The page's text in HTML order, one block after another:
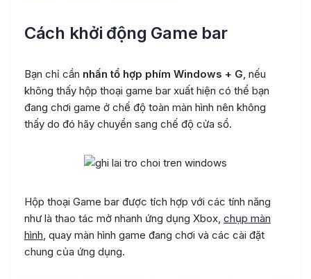
Cách khởi động Game bar
Bạn chỉ cần nhấn tổ hợp phím Windows + G, nếu
không thấy hộp thoại game bar xuất hiện có thể bạn
đang chơi game ở chế độ toàn màn hình nên không
thấy do đó hãy chuyển sang chế độ cửa sổ.
Hộp thoại Game bar được tích hợp với các tính năng
như là thao tác mở nhanh ứng dụng Xbox, chụp màn
hình, quay màn hình game đang chơi và các cài đặt
chung của ứng dụng.